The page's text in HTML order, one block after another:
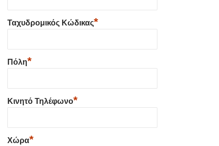
Ταχυδρομικός Κώδικας*
Πόλη*
Κινητό Τηλέφωνο*
Χώρα*